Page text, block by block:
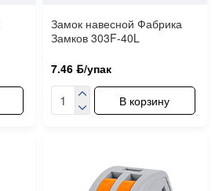
Замок навесной Фабрика
Замков 303F-40L
7.46 ƃ/упак
В корзину